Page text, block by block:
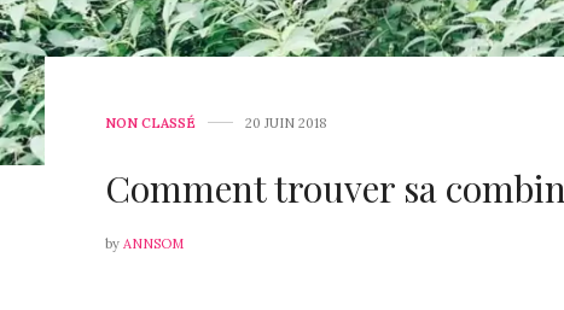
NON CLASSÉ 20 JUIN 2018
Comment trouver sa
by ANNSOM